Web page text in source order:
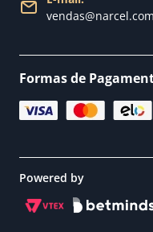
Formas de
Powered by